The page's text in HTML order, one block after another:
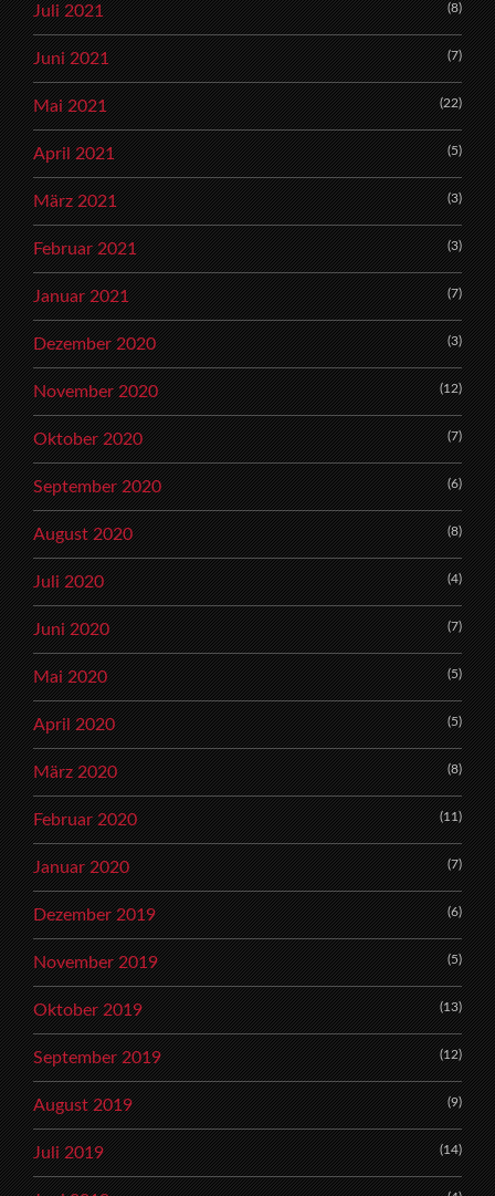
Juli 2021 (8)
Juni 2021 (7)
Mai 2021 (22)
April 2021 (5)
März 2021 (3)
Februar 2021 (3)
Januar 2021 (7)
Dezember 2020 (3)
November 2020 (12)
Oktober 2020 (7)
September 2020 (6)
August 2020 (8)
Juli 2020 (4)
Juni 2020 (7)
Mai 2020 (5)
April 2020 (5)
März 2020 (8)
Februar 2020 (11)
Januar 2020 (7)
Dezember 2019 (6)
November 2019 (5)
Oktober 2019 (13)
September 2019 (12)
August 2019 (9)
Juli 2019 (14)